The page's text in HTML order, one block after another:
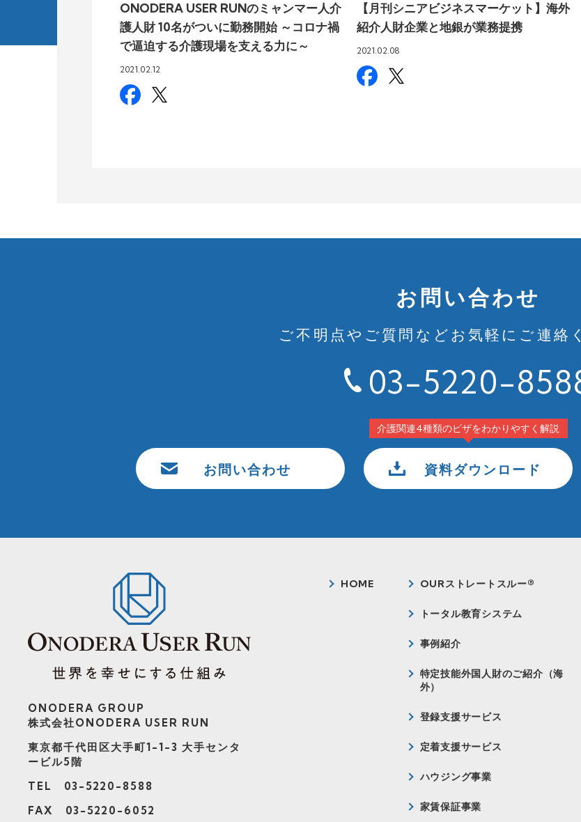
ONODERA USER RUNのミャンマー人介
護人財 10名がついに勤務開始 ～コロナ禍
で逼迫する介護現場を支える力に～
2021.02.12
【月刊シニアビジネスマーケット】海外
紹介人財企業と地銀が業務提携
2021.02.08
お問い合わせ
ご不明点やご質問など お気軽にご連絡
03-5220-
お問い合わせ
介護関連4種類のビザをわかりやすく解説
資料ダウンロード
ONODERA GROUP
株式会社ONODERA USER RUN
東京都千代田区大手町1-1-3 大手センタ
ービル5階
TEL 03-5220-8588
FAX 03-5220-6052
HOME OURストレートスルー®
トータル教育システム
事例紹介
特定技能外国人財のご紹介（海
外）
登録支援サービス
定着支援サービス
ハウジング事業
家賃保証事業